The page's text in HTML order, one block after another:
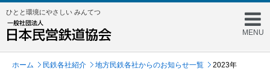
MENU
ひとと環境にやさしい みんてつ
ホーム 民鉄各社紹介 地方民鉄各社からのお知らせ一覧 2023年